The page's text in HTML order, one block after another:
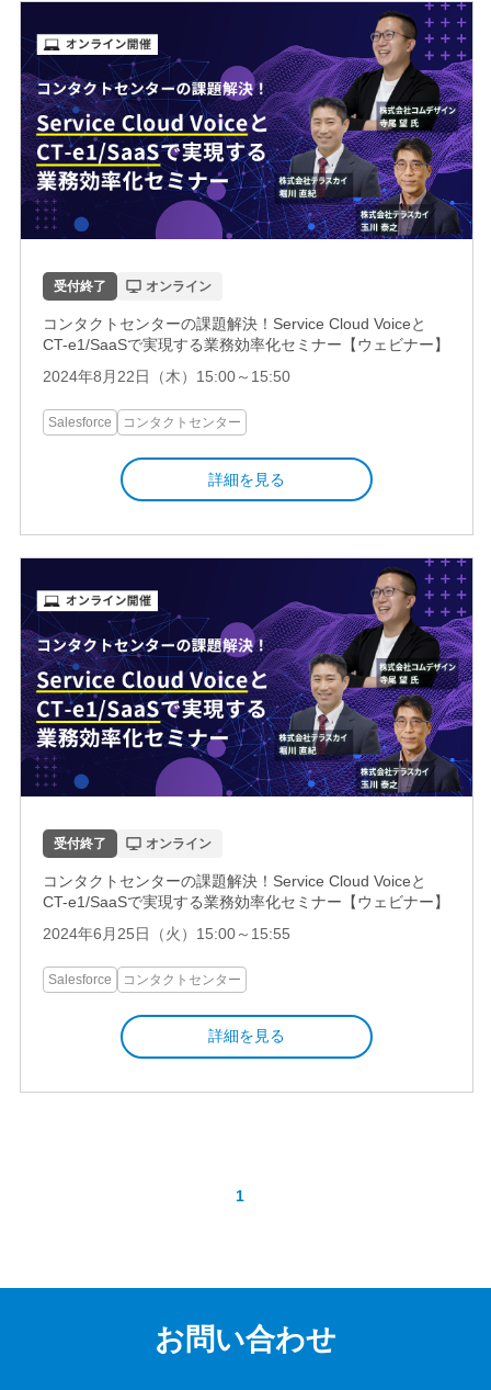
受付終了 オンライン
コンタクトセンターの課題解決！Service Cloud Voiceと
CT-e1/SaaSで実現する業務効率化セミナー【ウェビナー】
2024年8月22日（木）15:00～15:50
Salesforce コンタクトセンター
詳細を見る
受付終了 オンライン
コンタクトセンターの課題解決！Service Cloud Voiceと
CT-e1/SaaSで実現する業務効率化セミナー【ウェビナー】
2024年6月25日（火）15:00～15:55
Salesforce コンタクトセンター
詳細を見る
1
お問い合わせ